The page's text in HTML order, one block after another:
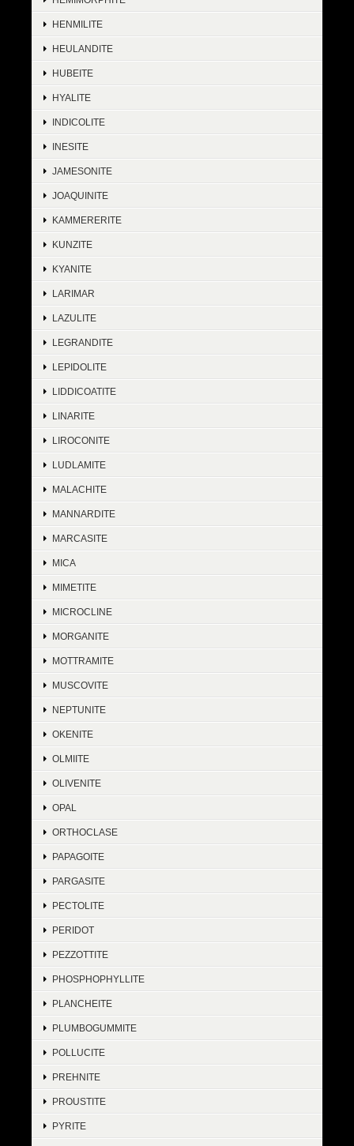
HENMILITE
HEULANDITE
HUBEITE
HYALITE
INDICOLITE
INESITE
JAMESONITE
JOAQUINITE
KAMMERERITE
KUNZITE
KYANITE
LARIMAR
LAZULITE
LEGRANDITE
LEPIDOLITE
LIDDICOATITE
LINARITE
LIROCONITE
LUDLAMITE
MALACHITE
MANNARDITE
MARCASITE
MICA
MIMETITE
MICROCLINE
MORGANITE
MOTTRAMITE
MUSCOVITE
NEPTUNITE
OKENITE
OLMIITE
OLIVENITE
OPAL
ORTHOCLASE
PAPAGOITE
PARGASITE
PECTOLITE
PERIDOT
PEZZOTTITE
PHOSPHOPHYLLITE
PLANCHEITE
PLUMBOGUMMITE
POLLUCITE
PREHNITE
PROUSTITE
PYRITE